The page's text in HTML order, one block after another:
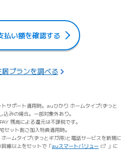
払い額を確認する
プランを調べる
サポート適用時。auひかり ホームタイプ(ずっと
みの場合。一部対象外あり。
残高による還元は不課税です。
ット割ご加入特典適用時。
ームタイプ(ずっとギガ得)と電話サービスを新規に
線以上をセットで「auスマートバリュー （新しいタ
」に